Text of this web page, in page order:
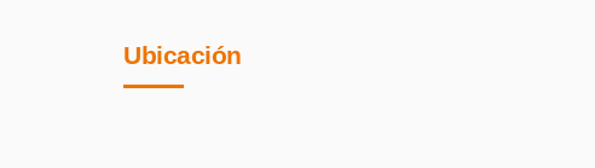
Ubicación